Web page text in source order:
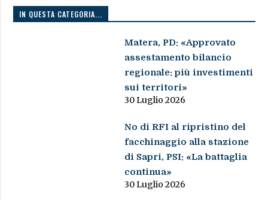
IN QUESTA CATEGORIA...
Matera, PD: «Approvato
assestamento bilancio
regionale: più investimenti
sui territori»
30 Luglio 2026
No di RFI al ripristino del
facchinaggio alla stazione
di Sapri, PSI: «La battaglia
continua»
30 Luglio 2026